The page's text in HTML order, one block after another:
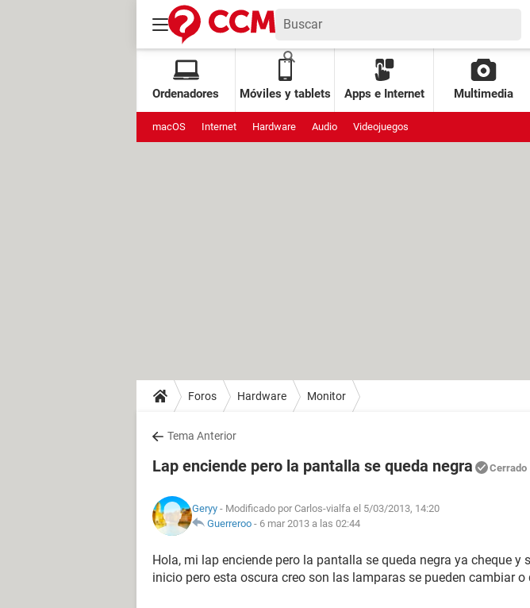
Ordenadores Móviles y tablets Apps e Internet Multimedia
macOS Internet Hardware Audio Videojuegos
Foros Hardware Monitor
Tema Anterior
Lap enciende pero la pantalla se queda negra Cerrado
Geryy - Modificado por Carlos-vialfa el 5/03/2013, 14:20
Guerreroo - 6 mar 2013 a las 02:44
Hola, mi lap enciende pero la pantalla se queda negra ya cheque y
inicio pero esta oscura creo son las lamparas se pueden cambiar o